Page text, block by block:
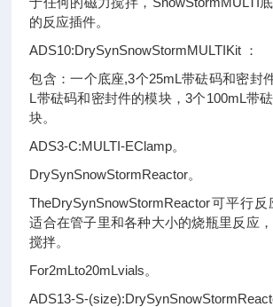
的反应插件。
ADS10:DrySynSnowStormMULTIKit ：
包含：一个底座,3个25mL带砝码和密封
L带砝码和密封件的模块，3个100mL带
块。
ADS3-C:MULTI-EClamp。
DrySynSnowStormReactor。
TheDrySynSnowStormReactor可平行反
适合在管子里和各种大小的烧瓶里反应
搅拌。
For2mLto20mLvials。
ADS13-S-